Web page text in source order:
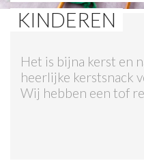
SHOPS
ACTIES & KORTING
KINDEREN
Het is bijna kerst en
heerlijke kerstsnack
Wij hebben een tof